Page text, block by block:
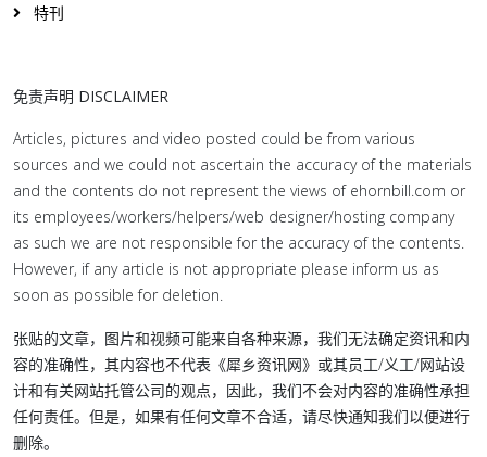
特刊
免责声明 DISCLAIMER
Articles, pictures and video posted could be from various
sources and we could not ascertain the accuracy of the materials
and the contents do not represent the views of ehornbill.com or
its employees/workers/helpers/web designer/hosting company
as such we are not responsible for the accuracy of the contents.
However, if any article is not appropriate please inform us as
soon as possible for deletion.
张贴的文章，图片和视频可能来自各种来源，我们无法确定资讯和内
容的准确性，其内容也不代表《犀乡资讯网》或其员工/义工/网站设
计和有关网站托管公司的观点，因此，我们不会对内容的准确性承担
任何责任。但是，如果有任何文章不合适，请尽快通知我们以便进行
删除。